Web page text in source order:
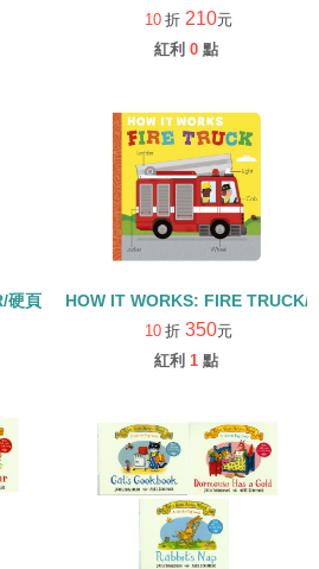
10 折 210元
紅利 0 點
頁書 HOW IT WORKS: FIRE TRUCK/
10 折 350元
紅利 1 點